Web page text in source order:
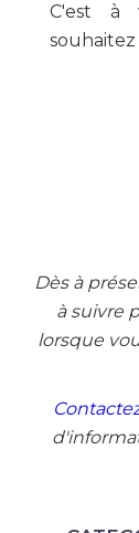
C'est à
Dès à
à suivre
lorsque